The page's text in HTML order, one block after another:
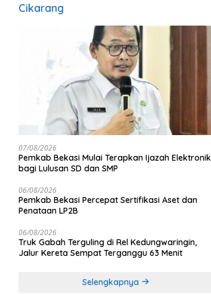
Cikarang
07/08/2026
Pemkab Bekasi Mulai Terapkan Ijazah Elektronik
bagi Lulusan SD dan SMP
06/08/2026
Pemkab Bekasi Percepat Sertifikasi Aset dan
Penataan LP2B
06/08/2026
Truk Gabah Terguling di Rel Kedungwaringin,
Jalur Kereta Sempat Terganggu 63 Menit
Selengkapnya